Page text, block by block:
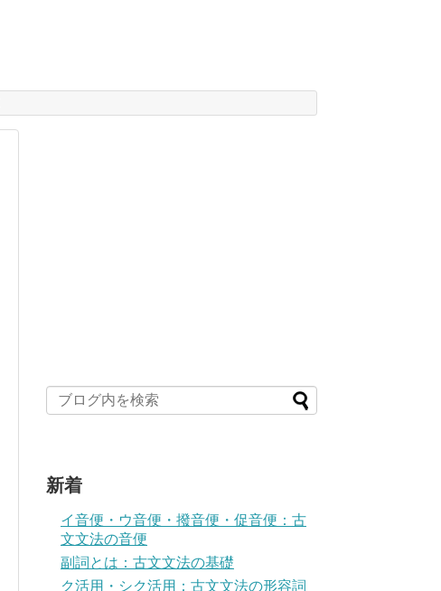
新着
イ音便・ウ音便・撥音便・促音便：古
文文法の音便
副詞とは：古文文法の基礎
ク活用・シク活用：古文文法の形容詞